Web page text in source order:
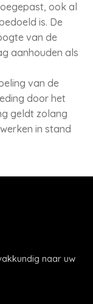
ook al
is. De
van de
aanhouden als
van de
door het
geldt zolang
in stand
naar uw